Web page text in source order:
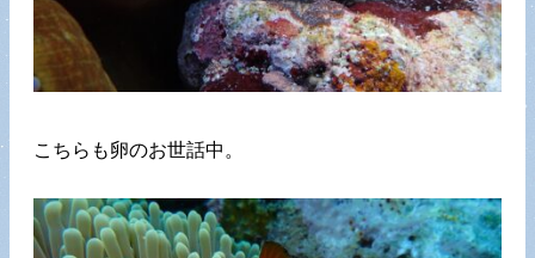
こちらも卵のお世話中。